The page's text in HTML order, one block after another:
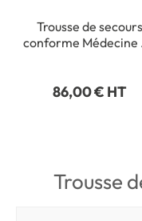
Trousse de secours
conforme Médecine
86,00 € HT
Trousse